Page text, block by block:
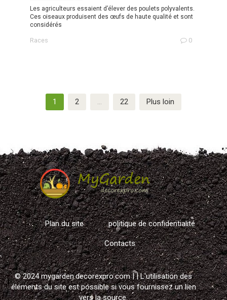
Les agriculteurs essaient d’élever des poulets polyvalents.
Ces oiseaux produisent des œufs de haute qualité et sont
considérés
Races 0
1 2 … 22 Plus loin
Plan du site politique de confidentialité
Contacts
© 2024 mygarden.decorexpro.com || L'utilisation des
éléments du site est possible si vous fournissez un lien
vers la source.